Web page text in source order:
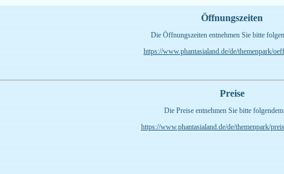
Öffnungszeiten
Die Öffnungszeiten entnehmen Sie bitte
https://www.phantasialand.de/de/themenpark/
Preise
Die Preise entnehmen Sie bitte
https://www.phantasialand.de/de/themenpark/